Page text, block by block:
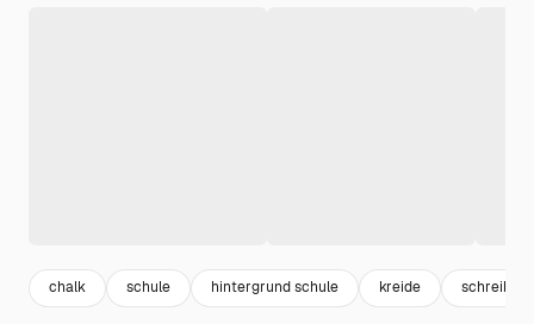
chalk schule hintergrund schule kreide